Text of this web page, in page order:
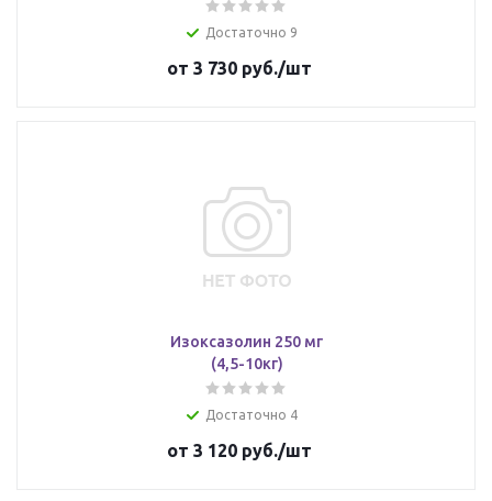
Достаточно 9
от 3 730 руб./шт
Изоксазолин 250 мг
(4,5-10кг)
Достаточно 4
от 3 120 руб./шт